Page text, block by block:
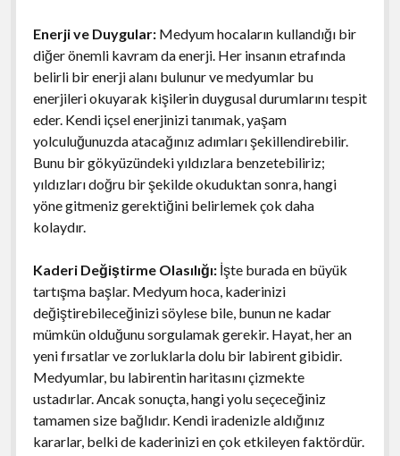
Enerji ve Duygular:Medyum hocaların kullandığı bir
diğer önemli kavram da enerji. Her insanın etrafında
belirli bir enerji alanı bulunur ve medyumlar bu
enerjileri okuyarak kişilerin duygusal durumlarını tespit
eder. Kendi içsel enerjinizi tanımak, yaşam
yolculuğunuzda atacağınız adımları şekillendirebilir.
Bunu bir gökyüzündeki yıldızlara benzetebiliriz;
yıldızları doğru bir şekilde okuduktan sonra, hangi
yöne gitmeniz gerektiğini belirlemek çok daha
kolaydır.
Kaderi Değiştirme Olasılığı:İşte burada en büyük
tartışma başlar. Medyum hoca, kaderinizi
değiştirebileceğinizi söylese bile, bunun ne kadar
mümkün olduğunu sorgulamak gerekir. Hayat, her an
yeni fırsatlar ve zorluklarla dolu bir labirent gibidir.
Medyumlar, bu labirentin haritasını çizmekte
ustadırlar. Ancak sonuçta, hangi yolu seçeceğiniz
tamamen size bağlıdır. Kendi iradenizle aldığınız
kararlar, belki de kaderinizi en çok etkileyen faktördür.